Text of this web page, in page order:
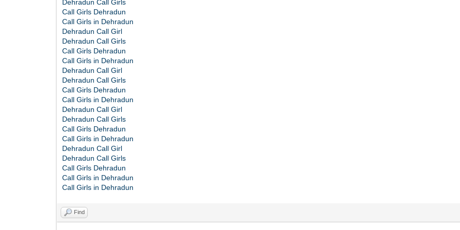
Dehradun Call Girls
Call Girls Dehradun
Call Girls in Dehradun
Dehradun Call Girl
Dehradun Call Girls
Call Girls Dehradun
Call Girls in Dehradun
Dehradun Call Girl
Dehradun Call Girls
Call Girls Dehradun
Call Girls in Dehradun
Dehradun Call Girl
Dehradun Call Girls
Call Girls Dehradun
Call Girls in Dehradun
Dehradun Call Girl
Dehradun Call Girls
Call Girls Dehradun
Call Girls in Dehradun
Call Girls in Dehradun
Find